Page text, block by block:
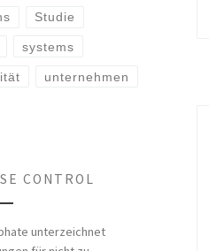
Studie
systems
unternehmen
CONTROL
unterzeichnet